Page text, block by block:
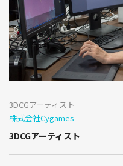
3DCGアーティスト
株式会社Cygames
3DCGアーティスト